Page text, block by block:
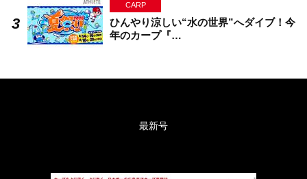
CARP
ひんやり涼しい“水の世界”へダイブ！今
年のカープ『…
最新号